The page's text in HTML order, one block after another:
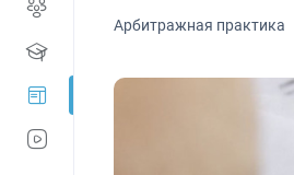
Арбитражная практика